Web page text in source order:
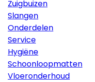
Zuigbuizen
Slangen
Onderdelen
Service
Hygiëne
Schoonloopmatten
Vloeronderhoud